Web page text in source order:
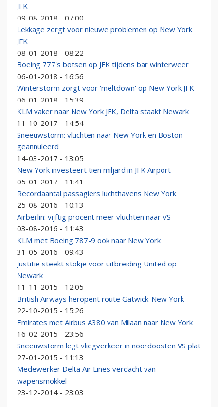
JFK
09-08-2018 - 07:00
Lekkage zorgt voor nieuwe problemen op New York
JFK
08-01-2018 - 08:22
Boeing 777's botsen op JFK tijdens bar winterweer
06-01-2018 - 16:56
Winterstorm zorgt voor 'meltdown' op New York JFK
06-01-2018 - 15:39
KLM vaker naar New York JFK, Delta staakt Newark
11-10-2017 - 14:54
Sneeuwstorm: vluchten naar New York en Boston
geannuleerd
14-03-2017 - 13:05
New York investeert tien miljard in JFK Airport
05-01-2017 - 11:41
Recordaantal passagiers luchthavens New York
25-08-2016 - 10:13
Airberlin: vijftig procent meer vluchten naar VS
03-08-2016 - 11:43
KLM met Boeing 787-9 ook naar New York
31-05-2016 - 09:43
Justitie steekt stokje voor uitbreiding United op
Newark
11-11-2015 - 12:05
British Airways heropent route Gatwick-New York
22-10-2015 - 15:26
Emirates met Airbus A380 van Milaan naar New York
16-02-2015 - 23:56
Sneeuwstorm legt vliegverkeer in noordoosten VS plat
27-01-2015 - 11:13
Medewerker Delta Air Lines verdacht van
wapensmokkel
23-12-2014 - 23:03